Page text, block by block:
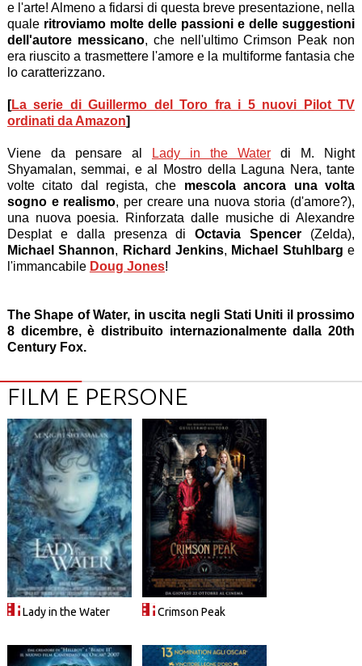
e l'arte! Almeno a fidarsi di questa breve presentazione, nella
quale ritroviamo molte delle passioni e delle suggestioni
dell'autore messicano, che nell'ultimo Crimson Peak non
era riuscito a trasmettere l'amore e la multiforme fantasia che
lo caratterizzano.
[La serie di Guillermo del Toro fra i 5 nuovi Pilot TV
ordinati da Amazon]
Viene da pensare al Lady in the Water di M. Night
Shyamalan, semmai, e al Mostro della Laguna Nera, tante
volte citato dal regista, che mescola ancora una volta
sogno e realismo, per creare una nuova storia (d'amore?),
una nuova poesia. Rinforzata dalle musiche di Alexandre
Desplat e dalla presenza diOctavia Spencer (Zelda),
Michael Shannon, Richard Jenkins, Michael Stuhlbarg e
l'immancabile Doug Jones!
The Shape of Water, in uscita negli Stati Uniti il prossimo
8 dicembre, è distribuito internazionalmente dalla 20th
Century Fox.
FILM E PERSONE
Lady in the Water Crimson Peak